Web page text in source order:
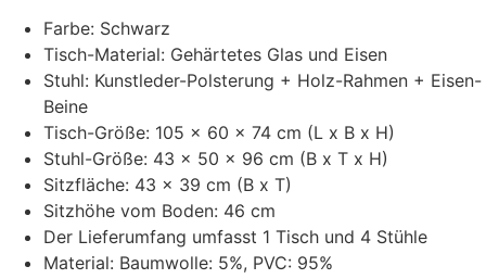
Farbe: Schwarz
Tisch-Material: Gehärtetes Glas und Eisen
Stuhl: Kunstleder-Polsterung + Holz-Rahmen + Eisen-
Beine
Tisch-Größe: 105 x 60 x 74 cm (L x B x H)
Stuhl-Größe: 43 x 50 x 96 cm (B x T x H)
Sitzfläche: 43 x 39 cm (B x T)
Sitzhöhe vom Boden: 46 cm
Der Lieferumfang umfasst 1 Tisch und 4 Stühle
Material: Baumwolle: 5%, PVC: 95%